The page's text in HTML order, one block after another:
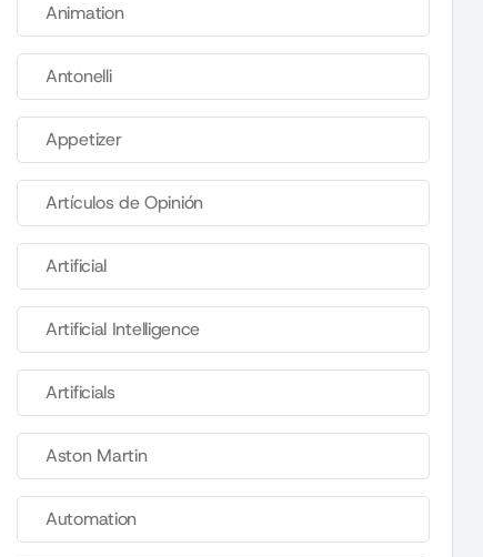
Animation
Antonelli
Appetizer
Artículos de Opinión
Artificial
Artificial Intelligence
Artificials
Aston Martin
Automation